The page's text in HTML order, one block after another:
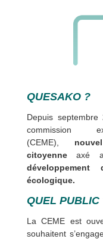
QUESAKO ?
Depuis
commission
(CEME),
citoyenneaxé
écologique.
QUEL PUBLIC
La CEME est
souhaitent